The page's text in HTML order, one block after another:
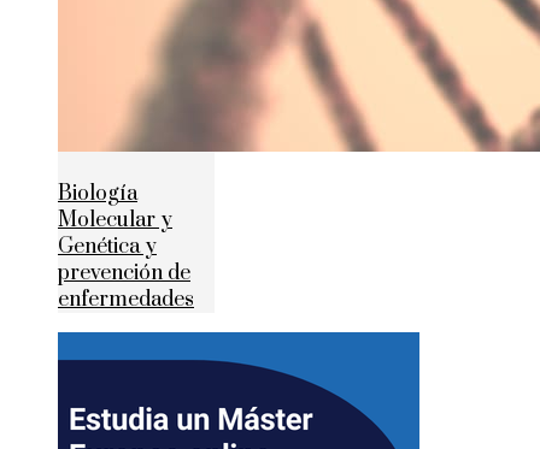
Biología
Molecular y
Genética y
prevención de
enfermedades